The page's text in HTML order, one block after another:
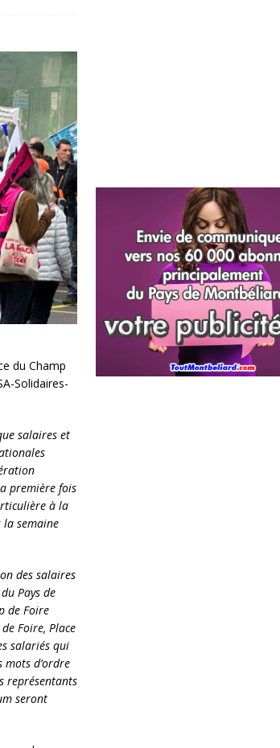
du Champ
Solidaires-
salaires et
première fois
à la
la semaine
des salaires
Pays de
de Foire
Foire, Place
salariés qui
d’ordre
représentants
seront